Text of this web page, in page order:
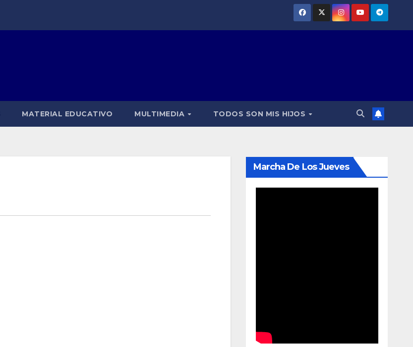
MATERIAL EDUCATIVO MULTIMEDIA TODOS SON MIS HIJOS
Marcha De Los Jueves